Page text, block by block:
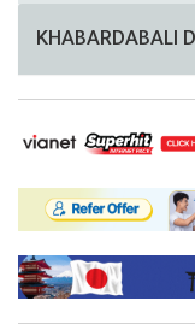
KHABARDABALI